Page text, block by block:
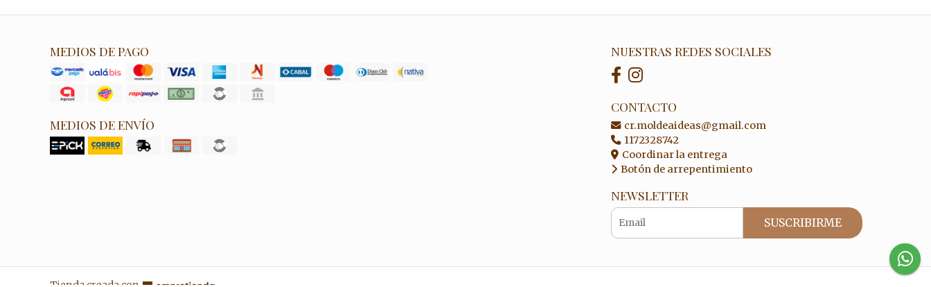
MEDIOS DE PAGO
MEDIOS DE ENVÍO
NUESTRAS REDES SOCIALES
CONTACTO
cr.moldeaideas@gmail.com
1172328742
Coordinar la entrega
Botón de arrepentimiento
NEWSLETTER
SUSCRIBIRME